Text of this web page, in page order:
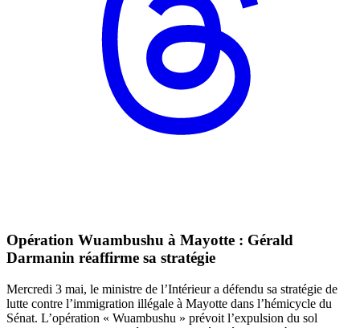
Opération Wuambushu à Mayotte : Gérald
Darmanin réaffirme sa stratégie
Mercredi 3 mai, le ministre de l’Intérieur a défendu sa stratégie de
lutte contre l’immigration illégale à Mayotte dans l’hémicycle du
Sénat. L’opération « Wuambushu » prévoit l’expulsion du sol